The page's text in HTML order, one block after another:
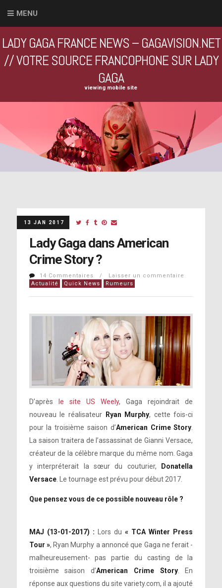
MENU
LADY GAGA FRANCE NEWS – GAGAVISION.NET
// VOTRE SOURCE FRANCOPHONE SUR LADY
GAGA
viewing mobile site
13 JAN 2017
Lady Gaga dans American
Crime Story ?
14 Commentaires / Laisser un commentaire
Actualité
Quick News Rumeurs
D’après le site US Weely, Gaga rejoindrait de
nouveau le réalisateur
Ryan Murphy, cette fois-ci
pour la troisième saison d’American Crime Story
La saison traitera de l’assassinat de Gianni Versace,
créateur de la célèbre marque du même nom. Gaga
y interpréterait la sœur du couturier,
Donatella
Versace. Le tournage est prévu pour début 2017.
Que pensez vous de ce possible nouveau rôle ?
MAJ (13-01-2017) : Lors du« TCA Winter Press
Tour », Ryan Murphy a annoncé que Gaga ne ferait -
malheureusement- pas partie du casting de la
troisième saison d’American Crime Story. En
réponse aux questions du site variety.com, il a ajouté